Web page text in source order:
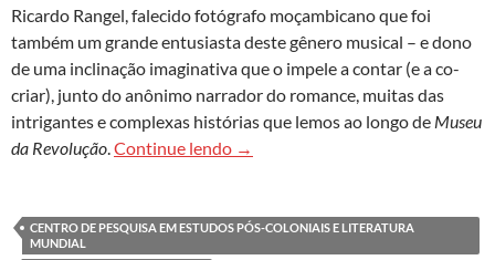
Ricardo Rangel, falecido fotógrafo moçambicano que foi
também um grande entusiasta deste gênero musical – e dono
de uma inclinação imaginativa que o impele a contar (e a co-
criar), junto do anônimo narrador do romance, muitas das
intrigantes e complexas histórias que lemos ao longo de Museu
da Revolução.Continue lendo ‘Museu da revolução’, de João
→
CENTRO DE PESQUISA EM ESTUDOS PÓS-COLONIAIS E LITERATURA
MUNDIAL